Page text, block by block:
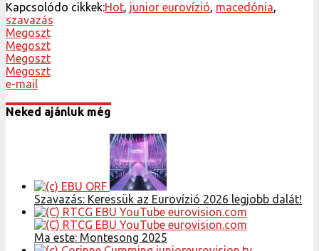
Kapcsolódo cikkek:Hot, junior eurovízió, macedónia,
szavazás
Megoszt
Megoszt
Megoszt
Megoszt
e-mail
Neked ajánluk még
Szavazás: Keressük az Eurovízió 2026 legjobb dalát!
Ma este: Montesong 2025